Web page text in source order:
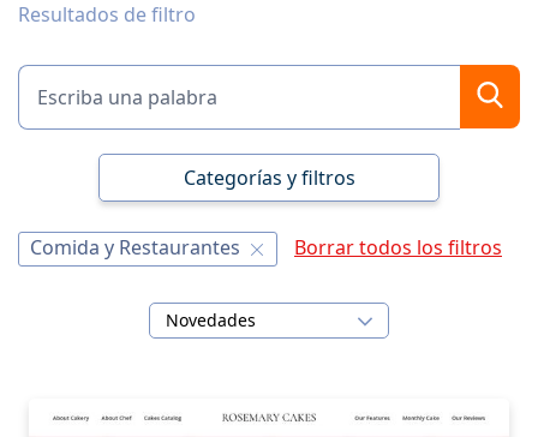
Resultados de filtro
Categorías y filtros
Comida y Restaurantes Borrar todos los filtros
Novedades